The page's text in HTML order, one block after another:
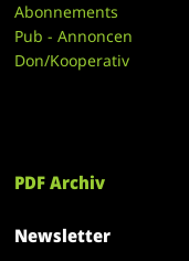
Abonnements
Pub - Annoncen
Don/Kooperativ
PDF Archiv
Newsletter